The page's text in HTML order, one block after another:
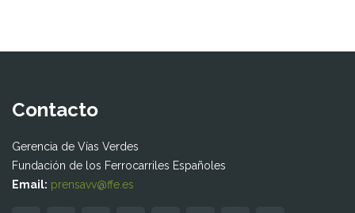
Contacto
Gerencia de Vías Verdes
Fundación de los Ferrocarriles Españoles
Email: prensavv@ffe.es